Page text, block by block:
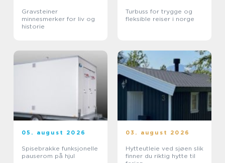
Gravsteiner
minnesmerker for liv og
historie
Turbuss for trygge og
fleksible reiser i norge
05. august 2026
Spisebrakke funksjonelle
pauserom på hjul
03. august 2026
Hytteutleie ved sjøen slik
finner du riktig hytte til